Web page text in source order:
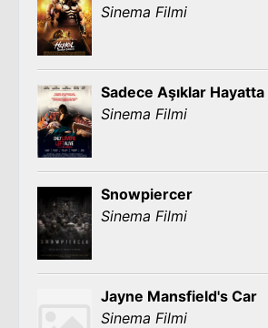
Sinema Filmi
Sadece Aşıklar Hayatta
Sinema Filmi
Snowpiercer
Sinema Filmi
Jayne Mansfield's Car
Sinema Filmi